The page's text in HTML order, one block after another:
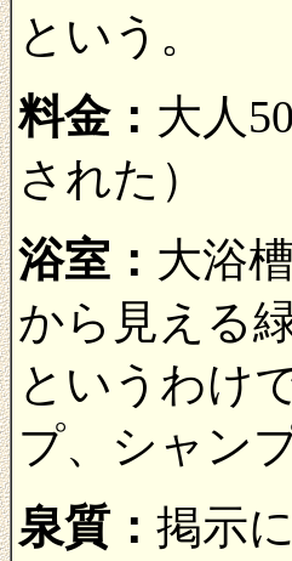
という。
料金： 大人
された）
浴室： 大浴
から見える
というわけ
プ、シャン
泉質： 掲示